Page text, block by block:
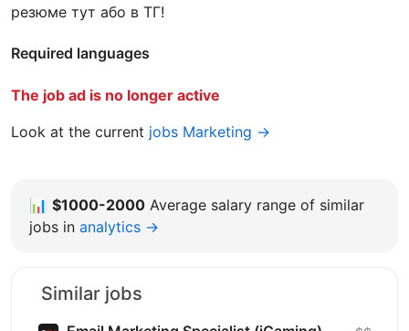
резюме тут або в ТГ!
Required languages
The job ad is no longer active
Look at the current jobs Marketing →
📊 $1000-2000 Average salary range of similar
jobs in analytics →
Similar jobs